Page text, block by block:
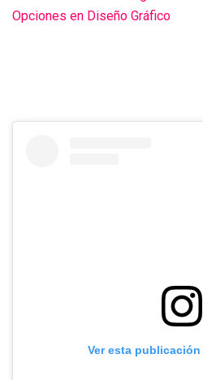
Opciones en Diseño Gráfico
Ver esta